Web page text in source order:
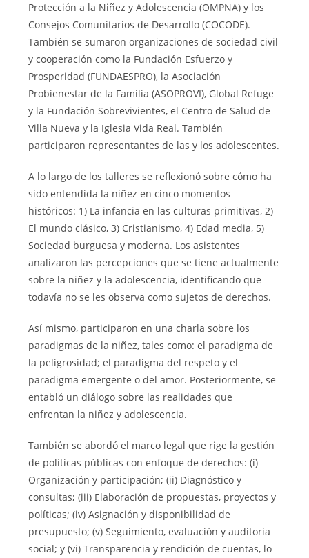
Protección a la Niñez y Adolescencia (OMPNA) y los
Consejos Comunitarios de Desarrollo (COCODE).
También se sumaron organizaciones de sociedad civil
y cooperación como la Fundación Esfuerzo y
Prosperidad (FUNDAESPRO), la Asociación
Probienestar de la Familia (ASOPROVI), Global Refuge
y la Fundación Sobrevivientes, el Centro de Salud de
Villa Nueva y la Iglesia Vida Real. También
participaron representantes de las y los adolescentes.
A lo largo de los talleres se reflexionó sobre cómo ha
sido entendida la niñez en cinco momentos
históricos: 1) La infancia en las culturas primitivas, 2)
El mundo clásico, 3) Cristianismo, 4) Edad media, 5)
Sociedad burguesa y moderna. Los asistentes
analizaron las percepciones que se tiene actualmente
sobre la niñez y la adolescencia, identificando que
todavía no se les observa como sujetos de derechos.
Así mismo, participaron en una charla sobre los
paradigmas de la niñez, tales como: el paradigma de
la peligrosidad; el paradigma del respeto y el
paradigma emergente o del amor. Posteriormente, se
entabló un diálogo sobre las realidades que
enfrentan la niñez y adolescencia.
También se abordó el marco legal que rige la gestión
de políticas públicas con enfoque de derechos: (i)
Organización y participación; (ii) Diagnóstico y
consultas; (iii) Elaboración de propuestas, proyectos y
políticas; (iv) Asignación y disponibilidad de
presupuesto; (v) Seguimiento, evaluación y auditoria
social; y (vi) Transparencia y rendición de cuentas, lo